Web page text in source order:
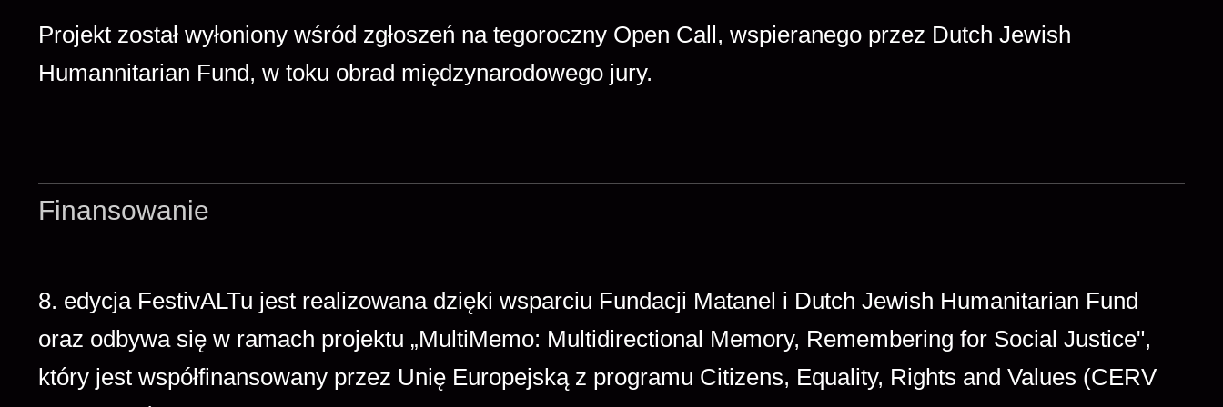
Projekt został wyłoniony wśród zgłoszeń na tegoroczny Open Call, wspieranego przez Dutch Jewish
Humannitarian Fund, w toku obrad międzynarodowego jury.
Finansowanie
8. edycja FestivALTu jest realizowana dzięki wsparciu Fundacji Matanel i Dutch Jewish Humanitarian Fund
oraz odbywa się w ramach projektu „MultiMemo: Multidirectional Memory, Remembering for Social Justice",
który jest współfinansowany przez Unię Europejską z programu Citizens, Equality, Rights and Values (CERV